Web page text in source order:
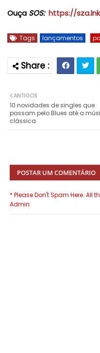
Ouça SOS: https://
Tags lançamentos
ANTIGOS
10 novidades de singles que
passam pelo Blues até a
clássica
POSTAR UM COMENTÁRIO
* Please Don't Spam Here. All
Admin.